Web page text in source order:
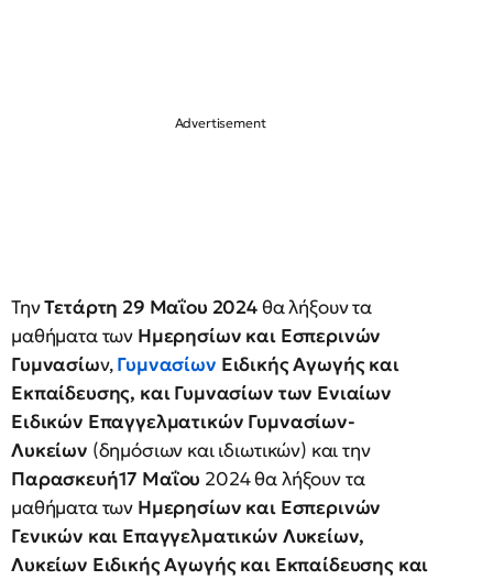
ΤηνΤετάρτη 29 Μαΐου 2024θα λήξουν τα
μαθήματα των Ημερησίων και Εσπερινών
Γυμνασίων,Γυμνασίων Ειδικής Αγωγής και
Εκπαίδευσης, και Γυμνασίων των Ενιαίων
Ειδικών Επαγγελματικών Γυμνασίων-
Λυκείων (δημόσιων και ιδιωτικών) και την
Παρασκευή17 Μαΐου 2024 θα λήξουν τα
μαθήματα των Ημερησίων και Εσπερινών
Γενικών και Επαγγελματικών Λυκείων,
Λυκείων Ειδικής Αγωγής και Εκπαίδευσης και